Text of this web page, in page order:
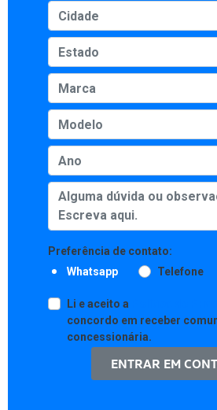
Preferência de contato:
Whatsapp
Telefone
Li e aceito a
concordo em receber
concessionária.
ENTRAR EM